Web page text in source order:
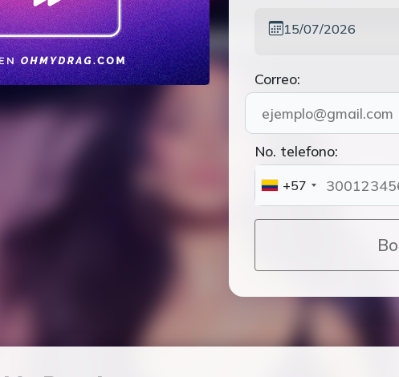
15/07/2026
Correo:
No. telefono:
+57